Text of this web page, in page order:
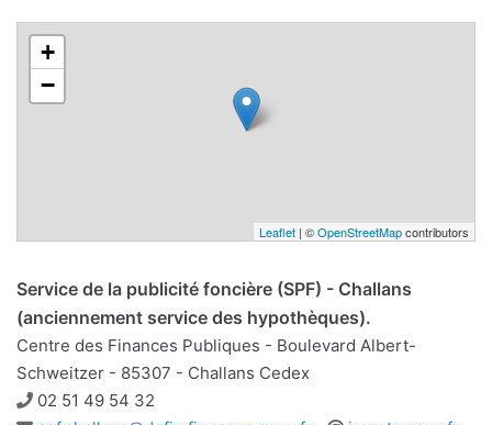
+
−
Leaflet | ©OpenStreetMapcontributors
Service de la publicité foncière (SPF) - Challans
(anciennement service des hypothèques).
Centre des Finances Publiques - Boulevard Albert-
Schweitzer - 85307 - Challans Cedex
Téléphone
02 51 49 54 32